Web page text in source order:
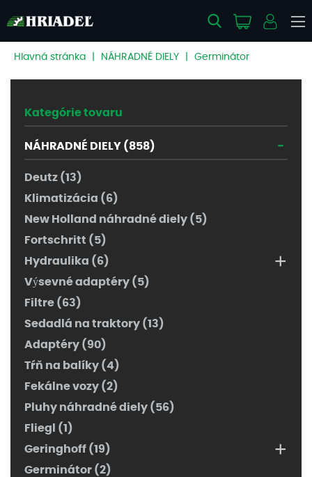
Hlavná stránka NÁHRADNÉ DIELY Germinátor
Kategórie tovaru
NÁHRADNÉ DIELY (858) -
Deutz (13)
Klimatizácia (6)
New Holland náhradné diely (5)
Fortschritt (5)
Hydraulika (6)
+
Výsevné adaptéry (5)
Filtre (63)
Sedadlá na traktory (13)
Adaptéry (90)
Tŕň na balíky (4)
Fekálne vozy (2)
Pluhy náhradné diely (56)
Fliegl (1)
Geringhoff (19)
+
Germinátor (2)